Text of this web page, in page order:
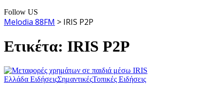
Follow US
Melodia 88FM > IRIS P2P
Ετικέτα: IRIS P2P
Ελλάδα ΕιδήσειςΣημαντικέςΤοπικές Ειδήσεις